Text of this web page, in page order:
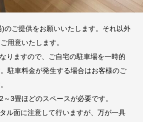
のご提供をお願いいたします。それ以外
用意いたします。
りますので、ご自宅の駐車場を一時的
駐車料金が発生する場合はお客様のご
3畳ほどのスペースが必要です。
ル面に注意して行いますが、万が一具